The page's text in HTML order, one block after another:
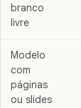
branco
livre
Modelo
com
páginas
ou slides